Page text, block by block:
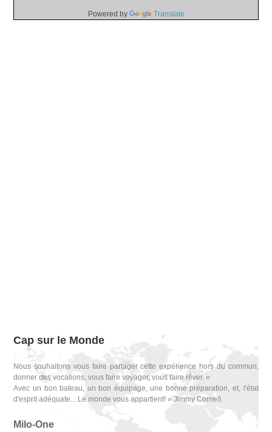
Powered by Translate
Cap sur le Monde
Nous souhaitons vous faire partager cette expérience hors du commun,
donner des vocations, vous faire voyager, vous faire rêver. «
Avec un bon bateau, un bon équipage, une bonne préparation, et, l'état
d'esprit adéquate... Le monde vous appartient! » Jimmy Cornell.
Milo-One